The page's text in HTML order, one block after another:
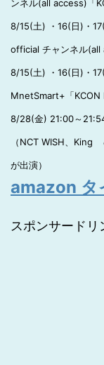
ンネル(all access)「
8/15(土) ・16(日)・
official チャンネル(all
8/15(土) ・16(日)・
MnetSmart+「KCON
8/28(金) 21:00～
（NCT WISH、King
が出演）
amazon タ
スポンサードリ